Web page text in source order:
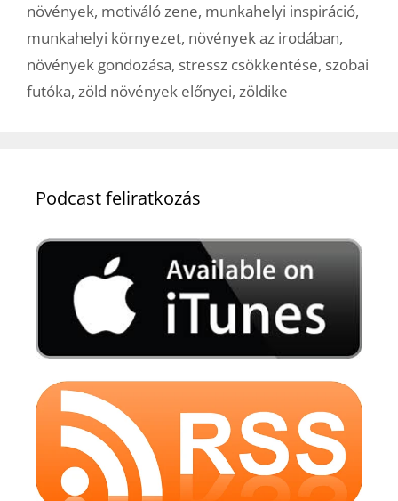
növények, motiváló zene, munkahelyi inspiráció,
munkahelyi környezet, növények az irodában,
növények gondozása, stressz csökkentése, szobai
futóka, zöld növények előnyei, zöldike
Podcast feliratkozás